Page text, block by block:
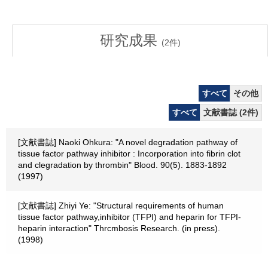
研究成果 (2件)
すべて
その他
すべて
文献書誌 (2件)
[文献書誌] Naoki Ohkura: "A novel degradation pathway of
tissue factor pathway inhibitor : Incorporation into fibrin clot
and clegradation by thrombin" Blood. 90(5). 1883-1892
(1997)
[文献書誌] Zhiyi Ye: "Structural requirements of human
tissue factor pathway,inhibitor (TFPI) and heparin for TFPI-
heparin interaction" Thrcmbosis Research. (in press).
(1998)